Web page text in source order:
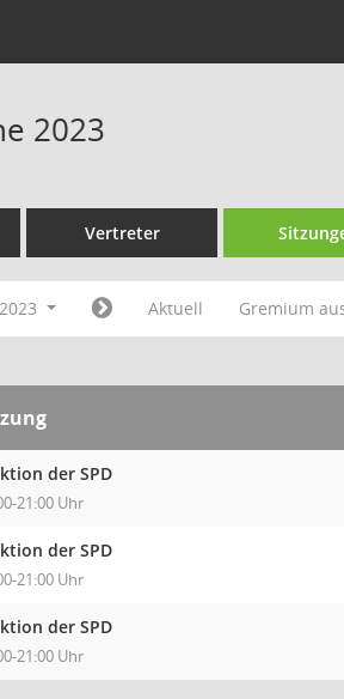
2023
Vertreter
2023 Aktuell Gremium
der SPD
21:00 Uhr
der SPD
21:00 Uhr
der SPD
21:00 Uhr